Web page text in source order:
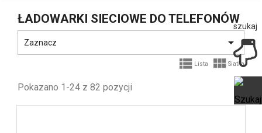
ŁADOWARKI SIECIOWE DO TELEFONÓW
Zaznacz 
 Lista  Siatka
Pokazano 1-24 z 82 pozycji
szukaj